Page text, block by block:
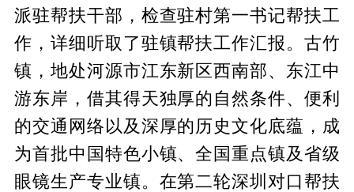
派驻帮扶干部，检查驻村第一书记帮扶工
作，详细听取了驻镇帮扶工作汇报。古竹
镇，地处河源市江东新区西南部、东江中
游东岸，借其得天独厚的自然条件、便利
的交通网络以及深厚的历史文化底蕴，成
为首批中国特色小镇、全国重点镇及省级
眼镜生产专业镇。在第二轮深圳对口帮扶